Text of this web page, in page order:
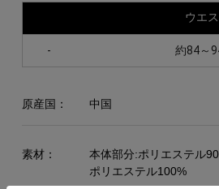
ウエ
- 約84～
原産国： 中国
素材：
本体部分:ポリエステル
ポリエステル100%